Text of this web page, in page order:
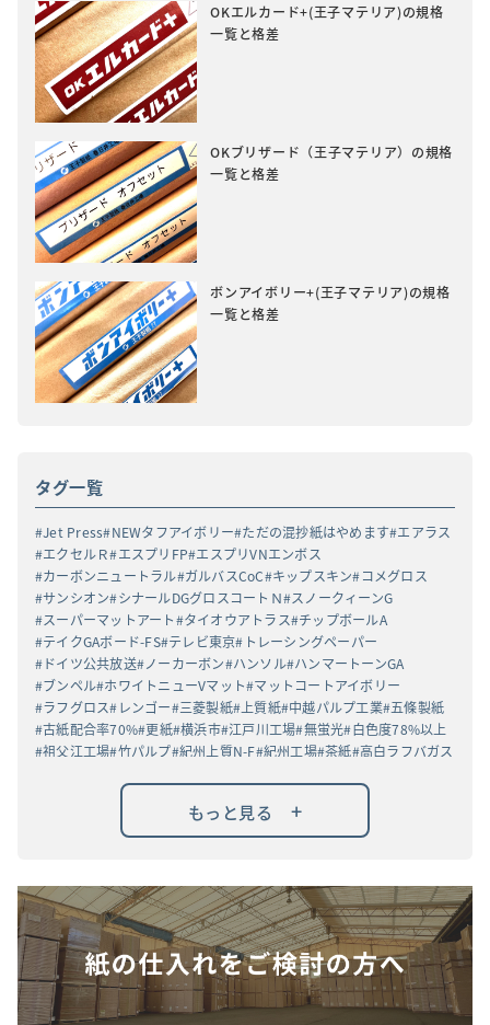
OKエルカード+(王子マテリア)の規格
一覧と格差
OKブリザード（王子マテリア）の規格
一覧と格差
ボンアイボリー+(王子マテリア)の規格
一覧と格差
タグ一覧
Jet Press NEWタフアイボリー ただの混抄紙はやめます エアラス
エクセルＲ エスプリFP エスプリVNエンボス
カーボンニュートラル ガルバスCoC キップスキン コメグロス
サンシオン シナールDGグロスコートＮ
スノークィーンG
スーパーマットアート タイオウアトラス チップボールA
テイクGAボード-FS テレビ東京
トレーシングペーパー
ドイツ公共放送 ノーカーボン ハンソル ハンマートーンGA
ブンペル ホワイトニューVマット マットコートアイボリー
ラフグロス レンゴー 三菱製紙 上質紙 中越パルプ工業 五條製紙
古紙配合率70% 更紙 横浜市 江戸川工場 無蛍光 白色度78%以上
祖父江工場 竹パルプ 紀州上質N-F 紀州工場 茶紙 高白ラフバガス
もっと見る +